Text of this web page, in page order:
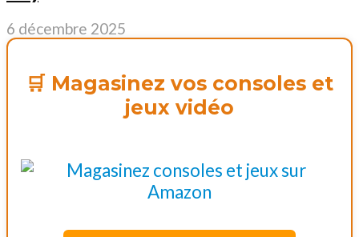
6 décembre 2025
🛒 Magasinez vos consoles et
jeux vidéo